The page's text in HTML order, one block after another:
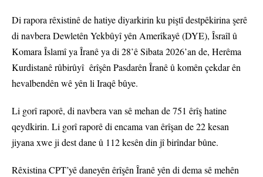
Di rapora rêxistinê de hatiye diyarkirin ku piştî destpêkirina şerê
di navbera Dewletên Yekbûyî yên Amerîkayê (DYE), Îsraîl û
Komara Îslamî ya Îranê ya di 28’ê Sibata 2026’an de, Herêma
Kurdistanê rûbirûyî êrîşên Pasdarên Îranê û komên çekdar ên
hevalbendên wê yên li Iraqê bûye.
Li gorî raporê, di navbera van sê mehan de 751 êrîş hatine
qeydkirin. Li gorî raporê di encama van êrîşan de 22 kesan
jiyana xwe ji dest dane û 112 kesên din jî birîndar bûne.
Rêxistina CPT’yê daneyên êrîşên Îranê yên di dema sê mehên